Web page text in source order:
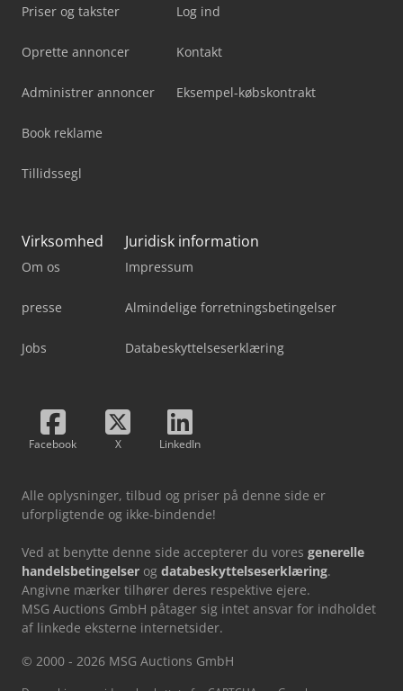
Priser og takster
Oprette annoncer
Administrer annoncer
Book reklame
Tillidssegl
Log ind
Kontakt
Eksempel-købskontrakt
Virksomhed
Om os
presse
Jobs
Juridisk information
Impressum
Almindelige forretningsbetingelser
Databeskyttelseserklæring
Facebook X LinkedIn
Alle oplysninger, tilbud og priser på denne side er
uforpligtende og ikke-bindende!
Ved at benytte denne side accepterer du vores generelle
handelsbetingelser og databeskyttelseserklæring.
Angivne mærker tilhører deres respektive ejere.
MSG Auctions GmbH påtager sig intet ansvar for indholdet
af linkede eksterne internetsider.
© 2000 - 2026 MSG Auctions GmbH